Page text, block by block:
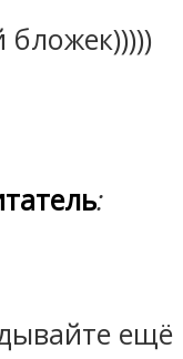
:
ещё